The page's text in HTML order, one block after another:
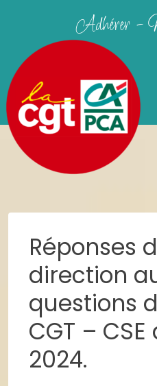
Adhérer -
Réponses
direction
questions
CGT –
2024.